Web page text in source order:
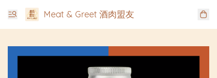
Meat & Greet 酒肉盟友